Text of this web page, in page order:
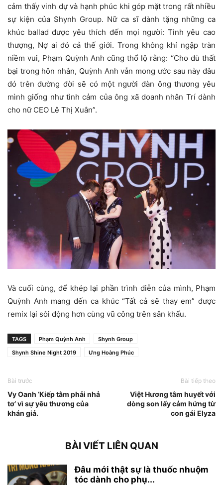
cảm thấy vinh dự và hạnh phúc khi góp mặt trong rất nhiều
sự kiện của Shynh Group. Nữ ca sĩ dành tặng những ca
khúc ballad được yêu thích đến mọi người: Tình yêu cao
thượng, Nợ ai đó cả thế giới. Trong không khí ngập tràn
niềm vui, Phạm Quỳnh Anh cũng thổ lộ rằng: “Cho dù thất
bại trong hôn nhân, Quỳnh Anh vẫn mong ước sau này đâu
đó trên đường đời sẽ có một người đàn ông thương yêu
mình giống như tình cảm của ông xã doanh nhân Trí dành
cho nữ CEO Lê Thị Xuân”.
Và cuối cùng, để khép lại phần trình diễn của mình, Phạm
Quỳnh Anh mang đến ca khúc “Tất cả sẽ thay em” được
remix lại sôi động hơn cùng vũ công trên sân khấu.
TAGS Phạm Quỳnh Anh
Shynh Group
Shynh Shine Night 2019
Ưng Hoàng Phúc
Bài trước
Vy Oanh ‘Kiếp tằm phải nhả
tơ’ vì sự yêu thương của
khán giả.
Bài tiếp theo
Việt Hương tâm huyết với
dòng son lấy cảm hứng từ
con gái Elyza
BÀI VIẾT LIÊN QUAN
Đâu mới thật sự là thuốc nhuộm
tóc dành cho phụ...